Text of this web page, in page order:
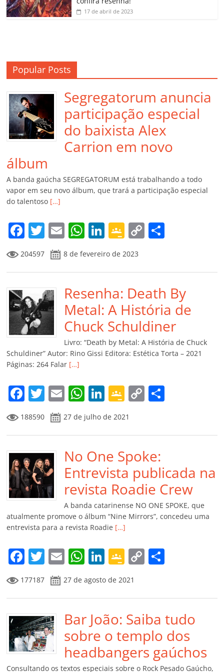
17 de abril de 2023
Popular Posts
Segregatorum anuncia
participação especial
do baixista Alex
Carrion em novo
álbum
A banda gaúcha SEGREGATORUM está trabalhando a todo
vapor em seu novo álbum, que trará a participação especial
do talentoso […]
F
a
c
e
b
o
o
k
T
w
itt
er
E
m
ai
l
W
at
s
A
p
p
Li
k
e
dI
n
G
o
o
gl
e
Cl
a
ss
ro
m
C
y
Li
n
k
p
ar
til
h
ar
204597 8 de fevereiro de 2023
Resenha: Death By
Metal: A História de
Chuck Schuldiner
Livro: “Death by Metal: A História de Chuck
Schuldiner” Autor: Rino Gissi Editora: Estética Torta – 2021
Páginas: 264 Falar […]
F
a
c
e
b
o
o
k
T
w
itt
er
E
m
ai
l
W
h
at
s
A
p
p
Li
n
k
e
dI
n
G
o
o
gl
e
Cl
a
ss
ro
o
m
C
y
Li
n
k
p
til
h
ar
188590 27 de julho de 2021
No One Spoke:
Entrevista publicada na
revista Roadie Crew
A banda catarinense NO ONE SPOKE, que
atualmente promove o álbum “Nine Mirrors”, concedeu uma
entrevista para a revista Roadie […]
F
a
c
e
b
o
o
T
w
itt
er
E
m
ai
l
W
at
s
A
p
p
Li
n
k
e
dI
n
G
o
o
gl
e
Cl
a
C
y
Li
n
k
p
ar
til
h
177187 27 de agosto de 2021
Bar João: Saiba tudo
sobre o templo dos
headbangers gaúchos
Consultando os textos especiais sobre o Rock Pesado Gaúcho,